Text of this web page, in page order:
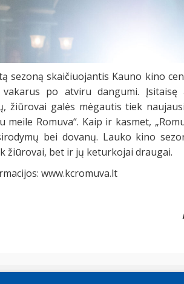
sezoną skaičiuojantis Kauno kino
vakarus po atviru dangumi.
žiūrovai galės mėgautis tiek
meile Romuva“. Kaip ir kasmet,
bei dovanų. Lauko kino
žiūrovai, bet ir jų keturkojai draugai.
www.kcromuva.lt